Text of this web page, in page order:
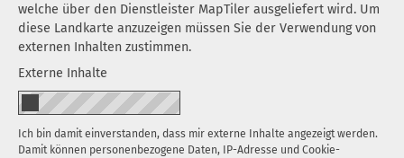
welche über den Dienstleister MapTiler ausgeliefert wird. Um
diese Landkarte anzuzeigen müssen Sie der Verwendung von
externen Inhalten zustimmen.
Externe Inhalte
Ich bin damit einverstanden, dass mir externe Inhalte angezeigt werden.
Damit können personenbezogene Daten, IP-Adresse und Cookie-